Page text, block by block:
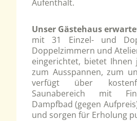
Aufenthalt.
Unser Gästehaus
mit 31 Einzel- und
Doppelzimmern und
eingerichtet, bietet Ihnen
zum Ausspannen, zum
verfügt über
Saunabereich mit
Dampfbad (gegen
und sorgen für Erholung